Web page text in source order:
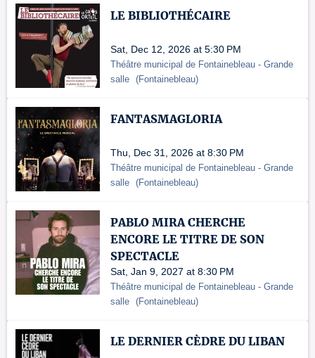
LE BIBLIOTHÉCAIRE
Sat, Dec 12, 2026 at 5:30 PM
Théâtre municipal de Fontainebleau - Grande
salle (Fontainebleau)
FANTASMAGLORIA
Thu, Dec 31, 2026 at 8:30 PM
Théâtre municipal de Fontainebleau - Grande
salle (Fontainebleau)
PABLO MIRA CHERCHE
ENCORE LE TITRE DE SON
SPECTACLE
Sat, Jan 9, 2027 at 8:30 PM
Théâtre municipal de Fontainebleau - Grande
salle (Fontainebleau)
LE DERNIER CÈDRE DU LIBAN